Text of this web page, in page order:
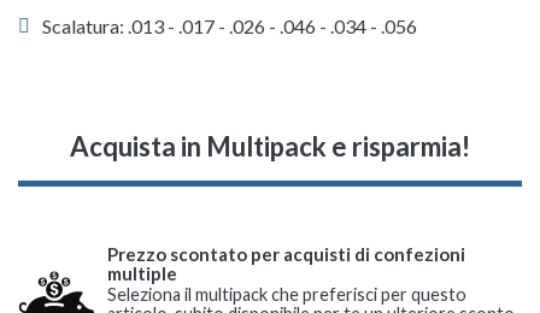
Scalatura: .013 - .017 - .026 - .046 - .034 - .056
Acquista in Multipack e risparmia!
Prezzo scontato per acquisti di confezioni
multiple
Seleziona il multipack che preferisci per questo